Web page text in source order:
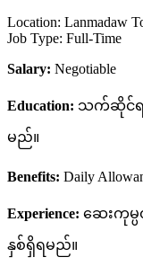
Location: Lanmadaw
Job Type: Full-Time
Salary: Negotiable
Education: သက်ဆိုင်ရ
မည်။
Benefits: Daily
Experience: ဆေးကုမ္
နှစ်ရှိရမည်။